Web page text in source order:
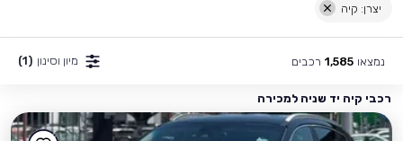
יצרן: קיה
נמצאו 1,585 רכבים מיון וסינון (1)
רכבי קיה יד שניה למכירה